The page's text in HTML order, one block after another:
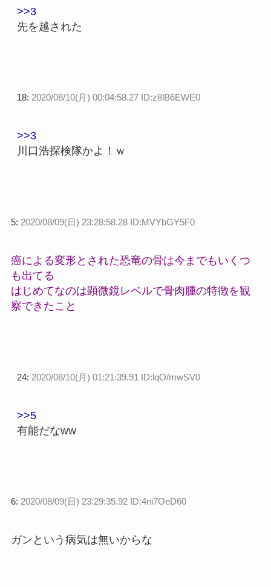
>>3
先を越された
18: 2020/08/10(月) 00:04:58.27 ID:z8lB6EWE0
>>3
川口浩探検隊かよ！ｗ
5: 2020/08/09(日) 23:28:58.28 ID:MVYbGY5F0
癌による変形とされた恐竜の骨は今までもいくつ
も出てる
はじめてなのは顕微鏡レベルで骨肉腫の特徴を観
察できたこと
24: 2020/08/10(月) 01:21:39.91 ID:lqO/mwSV0
>>5
有能だなww
6: 2020/08/09(日) 23:29:35.92 ID:4ni7OeD60
ガンという病気は無いからな